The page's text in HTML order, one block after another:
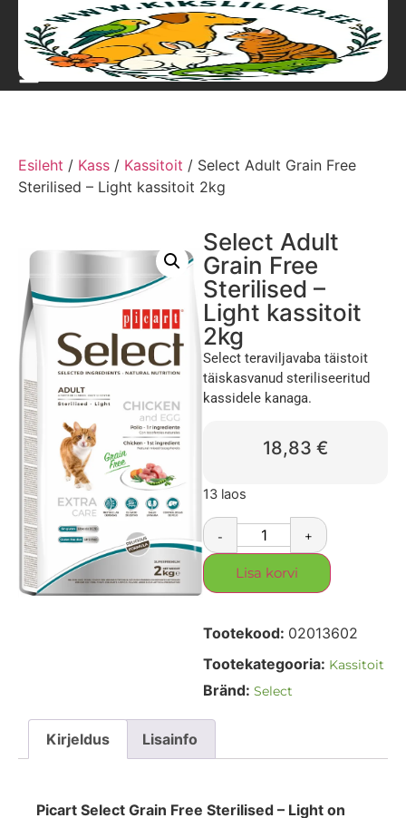
Esileht / Kass / Kassitoit / Select Adult Grain Free
Sterilised – Light kassitoit 2kg
Select Adult
Grain Free
Sterilised –
Light kassitoit
2kg
Select teraviljavaba täistoit
täiskasvanud steriliseeritud
kassidele kanaga.
18,83 €
13 laos
- +
Lisa korvi
Tootekood: 02013602
Tootekategooria: Kassitoit
Bränd: Select
Kirjeldus Lisainfo
Picart Select Grain Free Sterilised – Light on